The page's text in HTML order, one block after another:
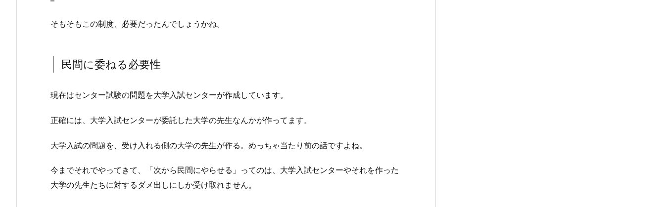
そもそもこの制度、必要だったんでしょうかね。
民間に委ねる必要性
現在はセンター試験の問題を大学入試センターが作成しています。
正確には、大学入試センターが委託した大学の先生なんかが作ってます。
大学入試の問題を、受け入れる側の大学の先生が作る。めっちゃ当たり前の話ですよね。
今までそれでやってきて、「次から民間にやらせる」ってのは、大学入試センターやそれを作った
大学の先生たちに対するダメ出しにしか受け取れません。